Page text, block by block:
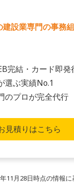
建設業専門の事務
完結・カード即発
選ぶ実績No.1
のプロが完全代行
見積りはこちら
11月28日時点の情報